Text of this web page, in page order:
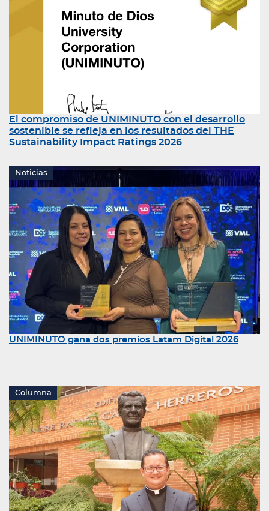
El compromiso de UNIMINUTO con el desarrollo
sostenible se refleja en los resultados del THE
Sustainability Impact Ratings 2026
Noticias
UNIMINUTO gana dos premios Latam Digital 2026
Columna